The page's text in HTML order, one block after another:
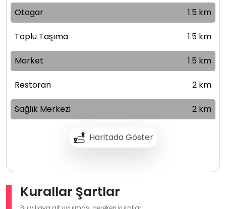
Haritada Göster
Otogar 1.5 km
Toplu Taşıma 1.5 km
Market 1.5 km
Restoran 2 km
Sağlık Merkezi 2 km
Kurallar Şartlar